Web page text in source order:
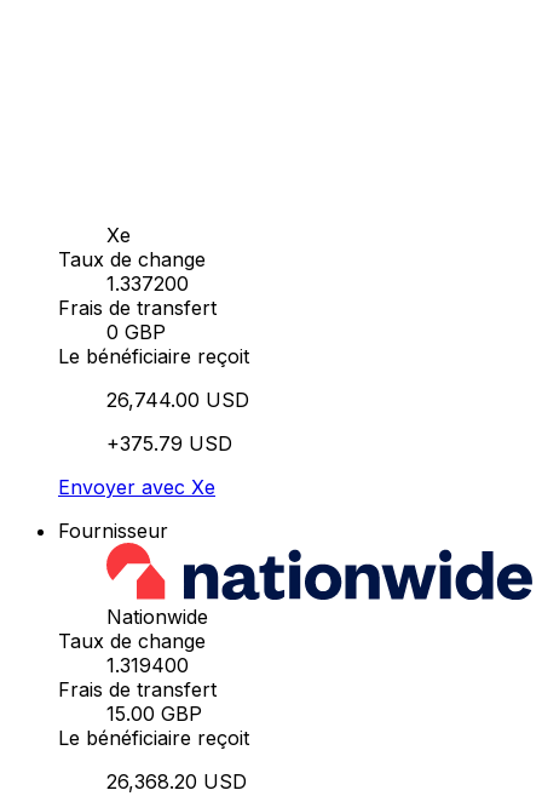
Xe
Taux de change
1.337200
Frais de transfert
0 GBP
Le bénéficiaire reçoit
26,744.00 USD
+375.79 USD
Envoyer avec Xe
Fournisseur
Nationwide
Taux de change
1.319400
Frais de transfert
15.00 GBP
Le bénéficiaire reçoit
26,368.20 USD